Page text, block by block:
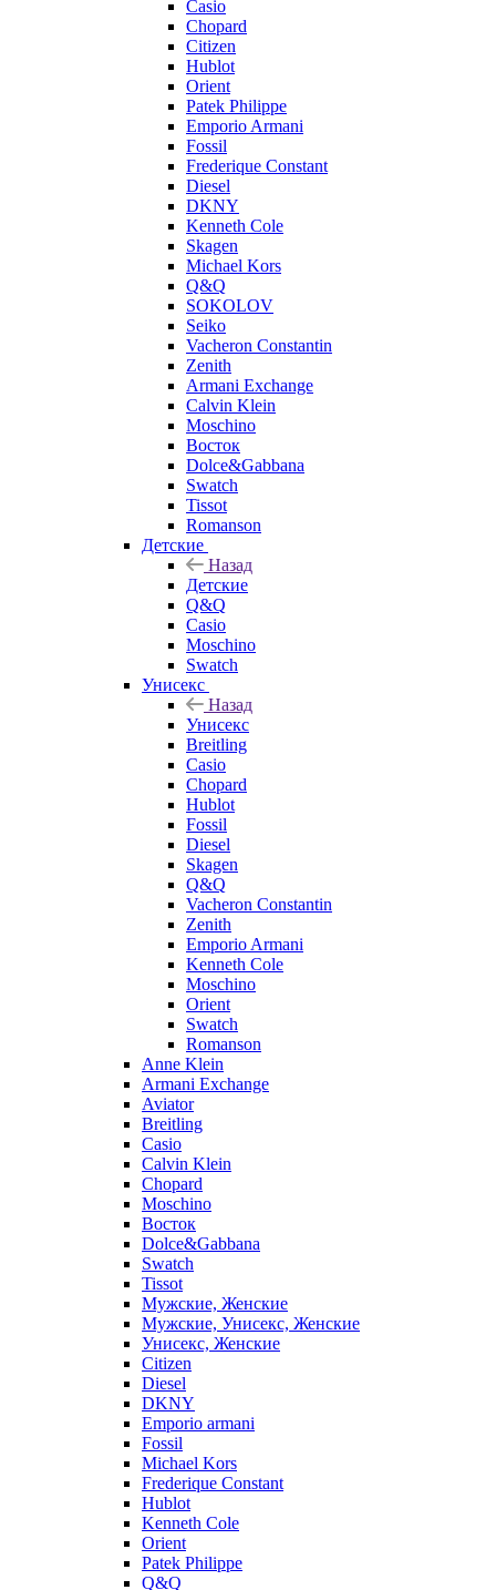
Casio
Chopard
Citizen
Hublot
Orient
Patek Philippe
Emporio Armani
Fossil
Frederique Constant
Diesel
DKNY
Kenneth Cole
Skagen
Michael Kors
Q&Q
SOKOLOV
Seiko
Vacheron Constantin
Zenith
Armani Exchange
Calvin Klein
Moschino
Восток
Dolce&Gabbana
Swatch
Tissot
Romanson
Детские
Назад
Детские
Q&Q
Casio
Moschino
Swatch
Унисекс
Назад
Унисекс
Breitling
Casio
Chopard
Hublot
Fossil
Diesel
Skagen
Q&Q
Vacheron Constantin
Zenith
Emporio Armani
Kenneth Cole
Moschino
Orient
Swatch
Romanson
Anne Klein
Armani Exchange
Aviator
Breitling
Casio
Calvin Klein
Chopard
Moschino
Восток
Dolce&Gabbana
Swatch
Tissot
Мужские, Женские
Мужские, Унисекс, Женские
Унисекс, Женские
Citizen
Diesel
DKNY
Emporio armani
Fossil
Michael Kors
Frederique Constant
Hublot
Kenneth Cole
Orient
Patek Philippe
Q&Q